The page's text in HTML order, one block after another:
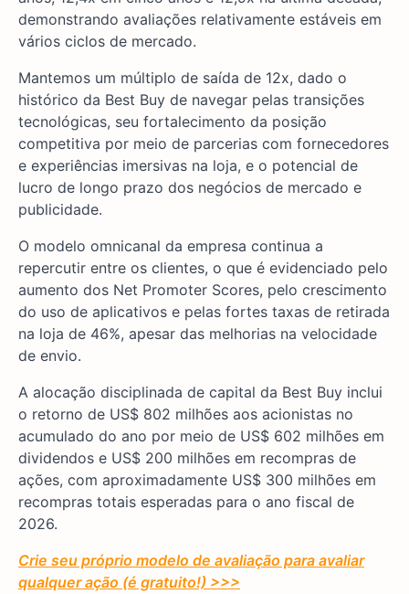
demonstrando avaliações relativamente estáveis em
vários ciclos de mercado.
Mantemos um múltiplo de saída de 12x, dado o
histórico da Best Buy de navegar pelas transições
tecnológicas, seu fortalecimento da posição
competitiva por meio de parcerias com fornecedores
e experiências imersivas na loja, e o potencial de
lucro de longo prazo dos negócios de mercado e
publicidade.
O modelo omnicanal da empresa continua a
repercutir entre os clientes, o que é evidenciado pelo
aumento dos Net Promoter Scores, pelo crescimento
do uso de aplicativos e pelas fortes taxas de retirada
na loja de 46%, apesar das melhorias na velocidade
de envio.
A alocação disciplinada de capital da Best Buy inclui
o retorno de US$ 802 milhões aos acionistas no
acumulado do ano por meio de US$ 602 milhões em
dividendos e US$ 200 milhões em recompras de
ações, com aproximadamente US$ 300 milhões em
recompras totais esperadas para o ano fiscal de
2026.
Crie seu próprio modelo de avaliação para avaliar
qualquer ação (é gratuito!) >>>